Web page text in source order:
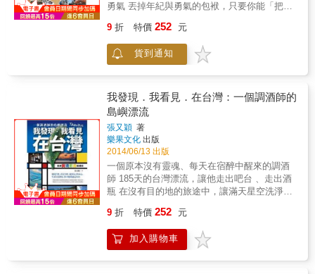
勇氣 丟掉年紀與勇氣的包袱，只要你能「把握
想&hellip;&hellip;」掛嘴邊了； 不要到不能動
的時候才後悔沒做過這１０件事！ 今天，就是
你口中的有一天。 & 平常工作總是滿檔，休假
程？ 放棄安逸的都市旅遊、捨棄傳統玩樂景點
的安排， 10種燃燒台灣魂的方法，讓你看見這
片土地最美的人事物。 一定要做過這10件事，
才不枉為台灣人！ & 這不是一般的旅遊書！ &
翻開前請注意以下事項： 1.請注意血壓，本書
將會喚起你體內沉睡已久的台灣魂，勿太過激
動，要立刻出發！ 2.請勿另外拿紙筆抄寫，本
書已貼心為你準備兩天一夜周邊行程懶人包的
最佳動線。 3.請不要懷疑，國際級的玩法將顛
覆你對「假日去哪都是人擠人啦」的印象。 &
一輩子都不會做。 & 本書特色 & 一年一度的盛
事 &times; 熱血瘋狂的活動 &times; 用心體會
台灣之美 & ＊筆記、爬文？都不用！每篇皆有
9 折 特價 252 元
貨到通知
我發現．我看見．在台灣：一個調酒師的
島嶼漂流
張又穎 著
樂果文化 出版
2014/06/13 出版
一個原本沒有靈魂、每天在宿醉中醒來的調酒
師 185天的台灣漂流，讓他走出吧台 、走出酒
瓶 在沒有目的地的旅途中，讓滿天星空洗淨心
值 「人生過程必然充滿許多不確定，不是心裡
想的都能成真；即便有幸達成一個願望，過程
也不一定順遂，可能也都需要經過一番曲折顛
9 折 特價 252 元
加入購物車